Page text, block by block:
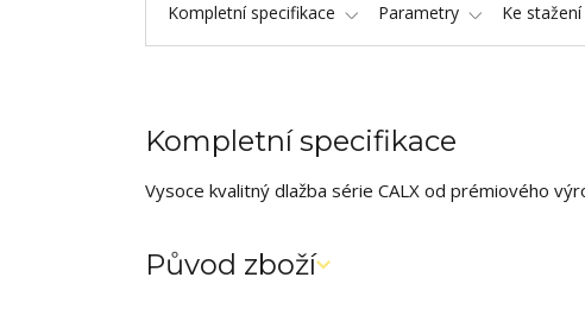
Kompletní specifikace Parametry Ke stažení
Kompletní specifikace
Vysoce kvalitný dlažba série CALX od prémiového
Původ zboží